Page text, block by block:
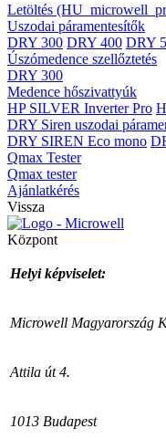
Letöltés
Uszodai páramentesítők
DRY 300 DRY 400 DRY
Úszómedence szellőztetés
DRY 300
Medence hőszivattyúk
HP SILVER Inverter Pro
DRY Siren uszodai
DRY SIREN Eco mono
Qmax Tester
Qmax tester
Ajánlatkérés
Vissza
Központ
Helyi képviselet:
Microwell Magyarország
Attila út 4.
1013 Budapest